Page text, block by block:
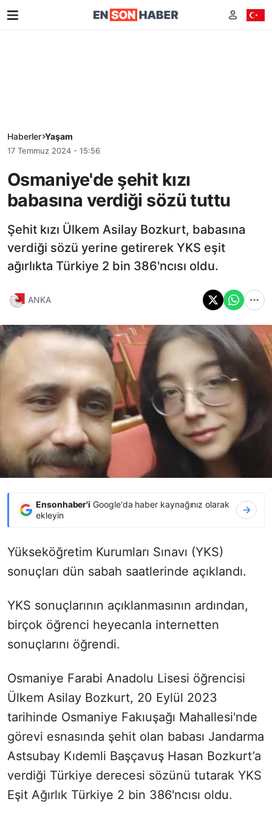
Haberler Yaşam
17 Temmuz 2024 - 15:56
Osmaniye'de şehit kızı
babasına verdiği sözü tuttu
Şehit kızı Ülkem Asilay Bozkurt, babasına
verdiği sözü yerine getirerek YKS eşit
ağırlıkta Türkiye 2 bin 386'ncısı oldu.
ANKA
Ensonhaber'i Google'da haber kaynağınız olarak
ekleyin
Yükseköğretim Kurumları Sınavı (YKS)
sonuçları dün sabah saatlerinde açıklandı.
YKS sonuçlarının açıklanmasının ardından,
birçok öğrenci heyecanla internetten
sonuçlarını öğrendi.
Osmaniye Farabi Anadolu Lisesi öğrencisi
Ülkem Asilay Bozkurt, 20 Eylül 2023
tarihinde Osmaniye Fakıuşağı Mahallesi'nde
görevi esnasında şehit olan babası Jandarma
Astsubay Kıdemli Başçavuş Hasan Bozkurt’a
verdiği Türkiye derecesi sözünü tutarak YKS
Eşit Ağırlık Türkiye 2 bin 386'ncısı oldu.